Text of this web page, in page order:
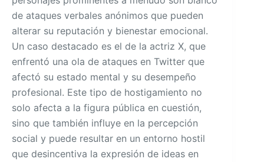
de ataques verbales anónimos que pueden
alterar su reputación y bienestar emocional.
Un caso destacado es el de la actriz X, que
enfrentó una ola de ataques en Twitter que
afectó su estado mental y su desempeño
profesional. Este tipo de hostigamiento no
solo afecta a la figura pública en cuestión,
sino que también influye en la percepción
social y puede resultar en un entorno hostil
que desincentiva la expresión de ideas en